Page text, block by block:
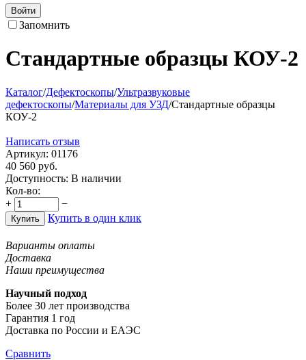
Войти
Запомнить
Стандартные образцы КОУ-2
Каталог/Дефектоскопы/Ультразвуковые
дефектоскопы/Материалы для УЗД/Стандартные образцы
КОУ-2
Написать отзыв
Артикул: 01176
40 560 руб.
Доступность: В наличии
Кол-во:
+
−
Купить Купить в один клик
Варианты оплаты
Доставка
Наши преимущества
Научный подход
Более 30 лет производства
Гарантия 1 год
Доставка по России и ЕАЭС
Сравнить